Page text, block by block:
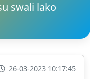
swali lako
26-03-2023 10:17:45